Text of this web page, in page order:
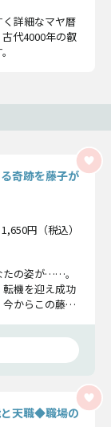
詳細なマヤ暦
代4000年の叡
奇跡を藤子が
円（税込）
たの姿が……。
機を迎え成功
からこの藤子
と天職◆職場の